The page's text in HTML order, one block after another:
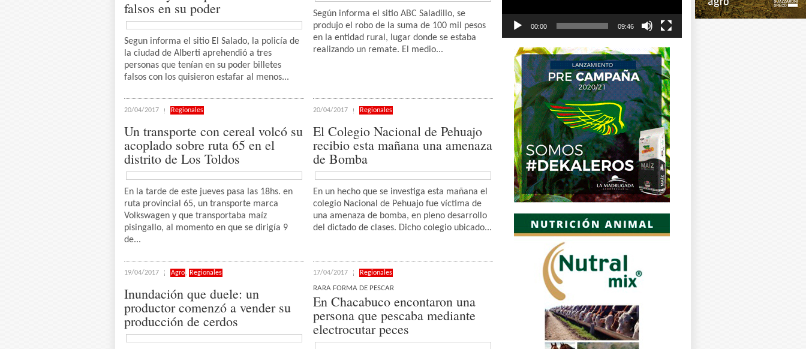
falsos en su poder
Segun informa el sitio El Salado, la policía de
la ciudad de Alberti aprehendió a tres
personas que tenían en su poder billetes
falsos con los quisieron estafar al menos...
Según informa el sitio ABC Saladillo, se
produjo el robo de la suma de 100 mil pesos
en la entidad rural, lugar donde se estaba
realizando un remate. El medio...
20/04/2017 Regionales
Un transporte con cereal volcó su
acoplado sobre ruta 65 en el
distrito de Los Toldos
En la tarde de este jueves pasa las 18hs. en
ruta provincial 65, un transporte marca
Volkswagen y que transportaba maíz
pisingallo, al momento en que se dirigía 9
de...
20/04/2017 Regionales
El Colegio Nacional de Pehuajo
recibio esta mañana una amenaza
de Bomba
En un hecho que se investiga esta mañana el
colegio Nacional de Pehuajo fue víctima de
una amenaza de bomba, en pleno desarrollo
del dictado de clases. Dicho colegio ubicado...
19/04/2017 Agro, Regionales
Inundación que duele: un
productor comenzó a vender su
producción de cerdos
17/04/2017 Regionales
RARA FORMA DE PESCAR
En Chacabuco encontaron una
persona que pescaba mediante
electrocutar peces
00:00 09:46